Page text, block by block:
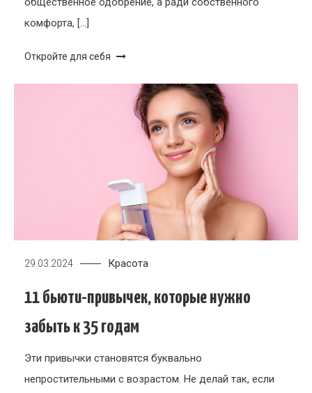
комфорта, […]
Откройте для себя
29.03.2024 Красота
11 бьюти-привычек, которые нужно
забыть к 35 годам
Эти привычки становятся буквально
непростительными с возрастом. Не делай так, если